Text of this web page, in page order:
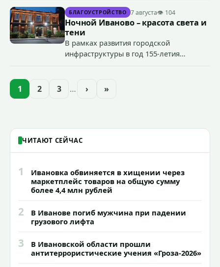
террористического акта на объекте
органов государственной власти.
«Гроза-2026».
БЛАГОУСТРОЙСТВО 7 августа👁 104
Ночной Иваново – красота света и
тени
В рамках развития городской
инфраструктуры в год 155-летия
проекта подсветки исторических
1 2 3 … › »
ЧИТАЮТ СЕЙЧАС
1
Ивановка обвиняется в хищении через
маркетплейс товаров на общую сумму
более 4,4 млн рублей
2
В Иванове погиб мужчина при падении
грузового лифта
3
В Ивановской области прошли
антитеррористические учения «Гроза-2026»